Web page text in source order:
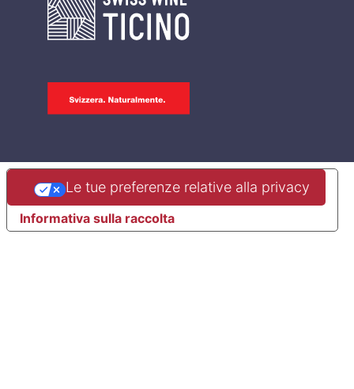
Informativa sulla raccolta
Le tue preferenze relative alla privacy